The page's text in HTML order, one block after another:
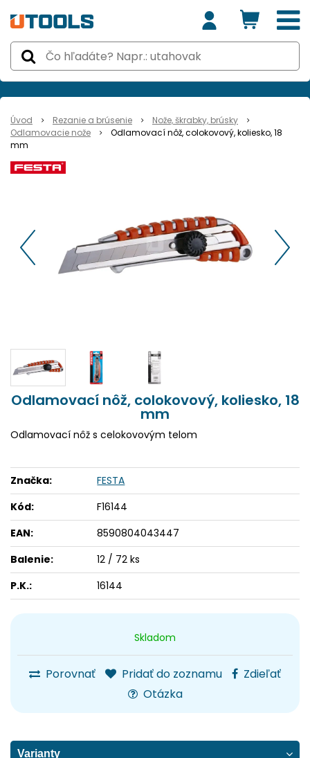
Úvod Rezanie a brúsenie
Nože, škrabky, brúsky
Odlamovacie nože
Odlamovací nôž, colokovový, koliesko, 18
mm
Skladom
Porovnať Pridať do zoznamu
Zdieľať
Otázka
Odlamovací nôž, colokovový, koliesko, 18
mm
Odlamovací nôž s celokovovým telom
Značka:
FESTA
Kód:
F16144
EAN:
8590804043447
Balenie:
12 / 72 ks
P.K.:
16144
Varianty